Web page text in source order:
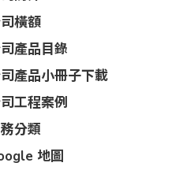
橫額
產品目錄
產品小冊子下載
工程案例
分類
地圖